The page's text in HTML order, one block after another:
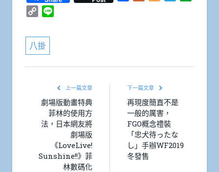
Copy
八掛
上一篇文章
劇場版動畫特典
菲林的使用方
法，日本網友將
劇場版
《LoveLive!
Sunshine!!》菲
林數碼化
下一篇文章
再現度簡直不是
一般的厲害，
FGO概念禮裝
「忠犬待ったな
し」手辦WF2019
冬發售